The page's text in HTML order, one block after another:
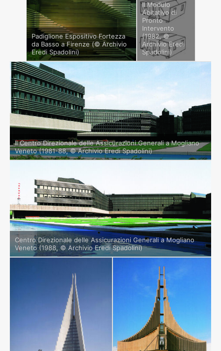
Padiglione Espositivo Fortezza
da Basso a Firenze (© Archivio
Eredi Spadolini)
Il Modulo
Abitativo di
Pronto
Intervento
(1982, ©
Archivio Eredi
Spadolini)
Il Centro Direzionale delle Assicurazioni Generali a Mogliano
Veneto (1981-88, © Archivio Eredi Spadolini)
Centro Direzionale delle Assicurazioni Generali a Mogliano
Veneto (1988, © Archivio Eredi Spadolini)